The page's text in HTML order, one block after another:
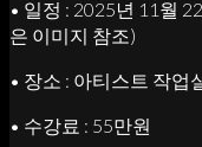
• 일정 : 2025년 11월
은 이미지 참조)
• 장소 : 아티스트 작업
• 수강료 : 55만원